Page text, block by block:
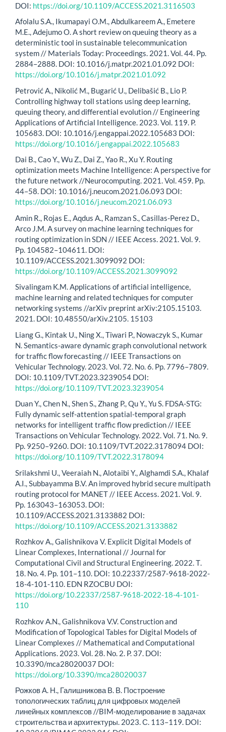
DOI: https://doi.org/10.1109/ACCESS.2021.3116503
Afolalu S.A., Ikumapayi O.M., Abdulkareem A., Emetere
M.E., Adejumo O. A short review on queuing theory as a
deterministic tool in sustainable telecommunication
system // Materials Today: Proceedings. 2021. Vol. 44. Pp.
2884–2888. DOI: 10.1016/j.matpr.2021.01.092 DOI:
https://doi.org/10.1016/j.matpr.2021.01.092
Petrović A., Nikolić M., Bugarić U., Delibašić B., Lio P.
Controlling highway toll stations using deep learning,
queuing theory, and differential evolution // Engineering
Applications of Artificial Intelligence. 2023. Vol. 119. P.
105683. DOI: 10.1016/j.engappai.2022.105683 DOI:
https://doi.org/10.1016/j.engappai.2022.105683
Dai B., Cao Y., Wu Z., Dai Z., Yao R., Xu Y. Routing
optimization meets Machine Intelligence: A perspective for
the future network //Neurocomputing. 2021. Vol. 459. Pp.
44–58. DOI: 10.1016/j.neucom.2021.06.093 DOI:
https://doi.org/10.1016/j.neucom.2021.06.093
Amin R., Rojas E., Aqdus A., Ramzan S., Casillas-Perez D.,
Arco J.M. A survey on machine learning techniques for
routing optimization in SDN // IEEE Access. 2021. Vol. 9.
Pp. 104582–104611. DOI:
10.1109/ACCESS.2021.3099092 DOI:
https://doi.org/10.1109/ACCESS.2021.3099092
Sivalingam K.M. Applications of artificial intelligence,
machine learning and related techniques for computer
networking systems //arXiv preprint arXiv:2105.15103.
2021. DOI: 10.48550/arXiv.2105. 15103
Liang G., Kintak U., Ning X., Tiwari P., Nowaczyk S., Kumar
N. Semantics-aware dynamic graph convolutional network
for traffic flow forecasting // IEEE Transactions on
Vehicular Technology. 2023. Vol. 72. Nо. 6. Pp. 7796–7809.
DOI: 10.1109/TVT.2023.3239054 DOI:
https://doi.org/10.1109/TVT.2023.3239054
Duan Y., Chen N., Shen S., Zhang P., Qu Y., Yu S. FDSA-STG:
Fully dynamic self-attention spatial-temporal graph
networks for intelligent traffic flow prediction // IEEE
Transactions on Vehicular Technology. 2022. Vol. 71. Nо. 9.
Pp. 9250–9260. DOI: 10.1109/TVT.2022.3178094 DOI:
https://doi.org/10.1109/TVT.2022.3178094
Srilakshmi U., Veeraiah N., Alotaibi Y., Alghamdi S.A., Khalaf
A.I., Subbayamma B.V. An improved hybrid secure multipath
routing protocol for MANET // IEEE Access. 2021. Vol. 9.
Pp. 163043–163053. DOI:
10.1109/ACCESS.2021.3133882 DOI:
https://doi.org/10.1109/ACCESS.2021.3133882
Rozhkov A., Galishnikova V. Explicit Digital Models of
Linear Complexes, International // Journal for
Computational Civil and Structural Engineering. 2022. Т.
18. Nо. 4. Рр. 101–110. DOI: 10.22337/2587-9618-2022-
18-4-101-110. EDN RZOCBU DOI:
https://doi.org/10.22337/2587-9618-2022-18-4-101-
110
Rozhkov A.N., Galishnikova V.V. Construction and
Modification of Topological Tables for Digital Models of
Linear Complexes // Mathematical and Computational
Applications. 2023. Vol. 28. Nо. 2. P. 37. DOI:
10.3390/mca28020037 DOI:
https://doi.org/10.3390/mca28020037
Рожков А. Н., Галишникова В. В. Построение
топологических таблиц для цифровых моделей
линейных комплексов //BIM-моделирование в задачах
строительства и архитектуры. 2023. С. 113–119. DOI: